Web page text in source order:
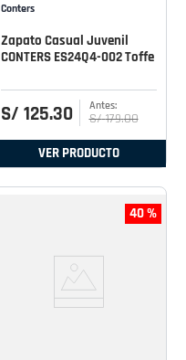
Conters
Zapato Casual Juvenil
CONTERS ES24Q4-002 Toffe
S/ 125.30 S/ 179.00
VER PRODUCTO
40 %